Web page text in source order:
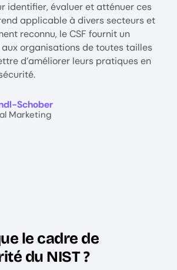
identifier, évaluer et atténuer ces
applicable à divers secteurs et
reconnu, le CSF fournit un
organisations de toutes tailles
d’améliorer leurs pratiques en
Schober
Marketing
Twitter)
Facebook
le cadre de
du NIST ?